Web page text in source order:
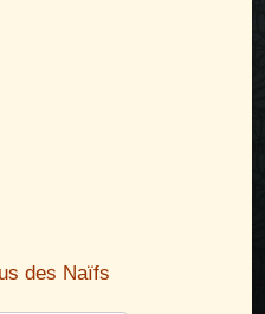
des Naïfs